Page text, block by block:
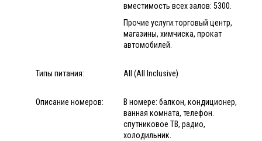
вместимость всех залов: 5300.
Прочие услуги:торговый центр,
магазины, химчиска, прокат
автомобилей.
Типы питания: All (All Inclusive)
Описание номеров:
В номере: балкон, кондиционер,
ванная комната, телефон.
спутниковое ТВ, радио,
холодильник.